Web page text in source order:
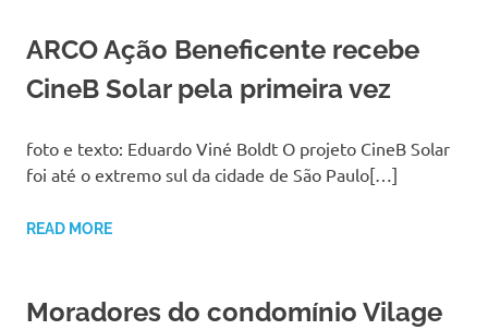
ARCO Ação Beneficente recebe
CineB Solar pela primeira vez
foto e texto: Eduardo Viné Boldt O projeto CineB Solar
foi até o extremo sul da cidade de São Paulo[…]
READ MORE
Moradores do condomínio Vilage